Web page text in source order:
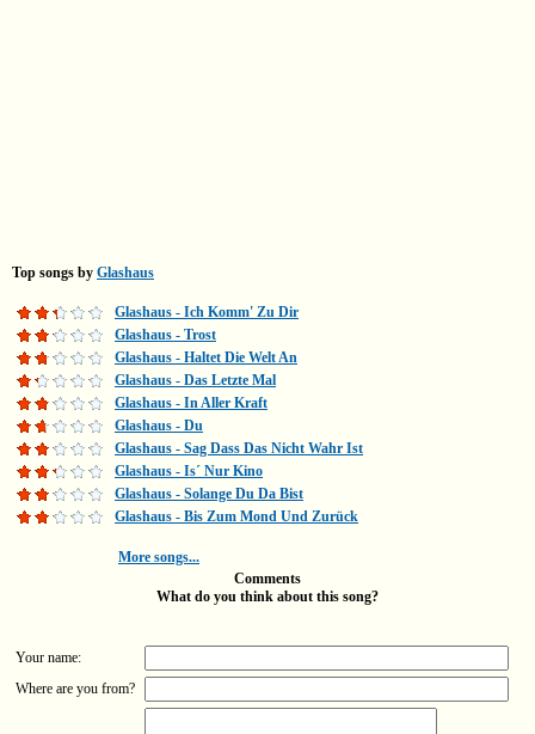
Top songs by Glashaus
Glashaus - Ich Komm' Zu Dir
Glashaus - Trost
Glashaus - Haltet Die Welt An
Glashaus - Das Letzte Mal
Glashaus - In Aller Kraft
Glashaus - Du
Glashaus - Sag Dass Das Nicht Wahr Ist
Glashaus - Is´ Nur Kino
Glashaus - Solange Du Da Bist
Glashaus - Bis Zum Mond Und Zurück
More songs...
Comments
What do you think about this song?
Your name:
Where are you from?